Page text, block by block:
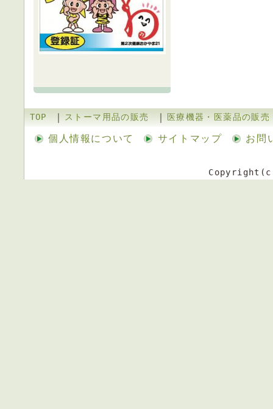
TOP ｜ ストーマ用品の販売 ｜ 医療機器・医薬品の販売
個人情報について
サイトマップ お問